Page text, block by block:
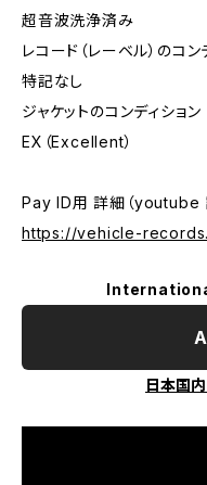
超音波洗浄済み
レコード（レーベル）のコン
特記なし
ジャケットのコンディション
EX（Excellent）
Pay ID用 詳細（youtube
https://vehicle-
日本国